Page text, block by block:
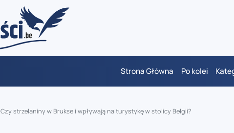
Strona Główna Po kolei
Czy strzelaniny w Brukseli wpływają na turystykę w stolicy Belgii?